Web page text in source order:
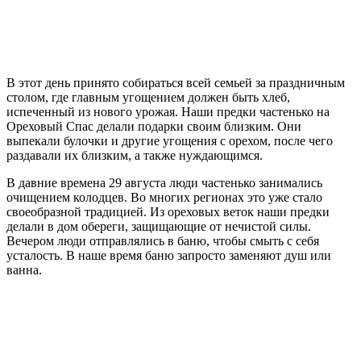
В этот день принято собираться всей семьей за праздничным
столом, где главным угощением должен быть хлеб,
испеченный из нового урожая. Наши предки частенько на
Ореховый Спас делали подарки своим близким. Они
выпекали булочки и другие угощения с орехом, после чего
раздавали их близким, а также нуждающимся.
В давние времена 29 августа люди частенько занимались
очищением колодцев. Во многих регионах это уже стало
своеобразной традицией. Из ореховых веток наши предки
делали в дом обереги, защищающие от нечистой силы.
Вечером люди отправлялись в баню, чтобы смыть с себя
усталость. В наше время баню запросто заменяют душ или
ванна.